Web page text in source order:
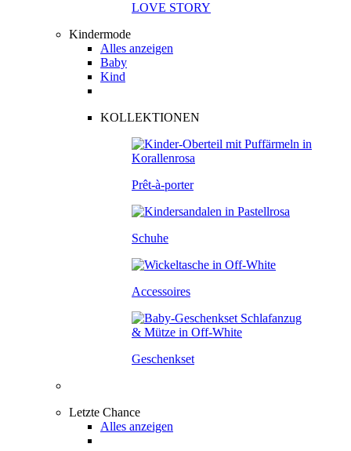
LOVE STORY
Kindermode
Alles anzeigen
Baby
Kind
KOLLEKTIONEN
Prêt-à-porter
Schuhe
Accessoires
Geschenkset
Letzte Chance
Alles anzeigen